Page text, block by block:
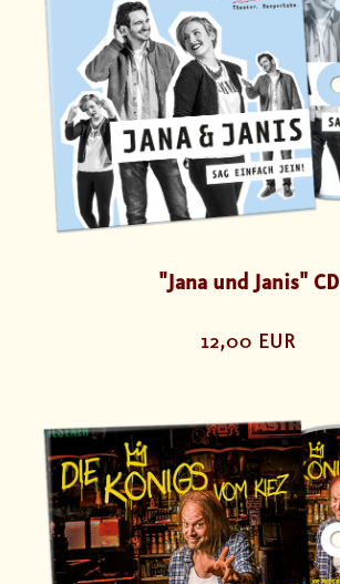
"Jana und Janis" CD
12,00 EUR